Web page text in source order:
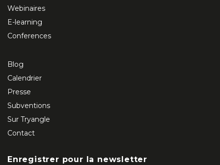
Webinaires
E-learning
Conferences
Blog
Calendrier
Presse
Subventions
Sur Tryangle
Contact
Enregistrer pour la newsletter